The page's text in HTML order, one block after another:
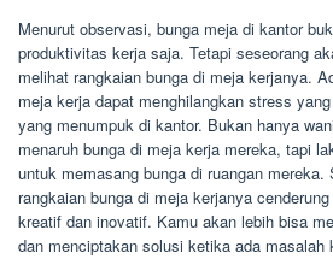
Menurut observasi, bunga meja di kantor
produktivitas kerja saja. Tetapi seseorang
melihat rangkaian bunga di meja kerjanya.
meja kerja dapat menghilangkan stress
yang menumpuk di kantor. Bukan hanya
menaruh bunga di meja kerja mereka, tapi
untuk memasang bunga di ruangan mereka.
rangkaian bunga di meja kerjanya
kreatif dan inovatif. Kamu akan lebih bisa
dan menciptakan solusi ketika ada masalah